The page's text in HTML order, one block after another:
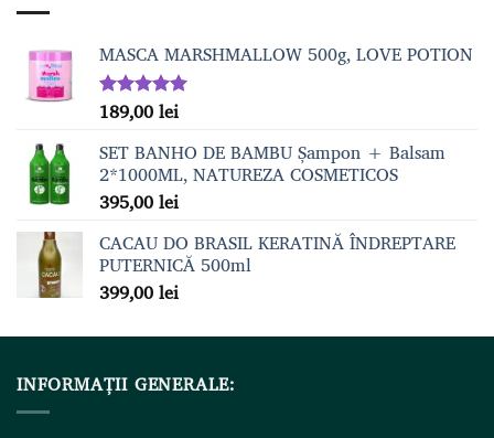
MASCA MARSHMALLOW 500g, LOVE POTION
Evaluat la
5.00din 5
189,00lei
SET BANHO DE BAMBU Șampon + Balsam
2*1000ML, NATUREZA COSMETICOS
395,00lei
CACAU DO BRASIL KERATINĂ ÎNDREPTARE
PUTERNICĂ 500ml
399,00lei
INFORMAȚII GENERALE: